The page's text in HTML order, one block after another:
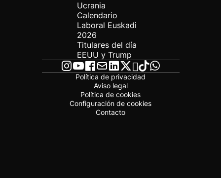
Ucrania
Calendario
Laboral Euskadi
2026
Titulares del día
EEUU y Trump
Política de privacidad
Aviso legal
Política de cookies
Configuración de cookies
Contacto